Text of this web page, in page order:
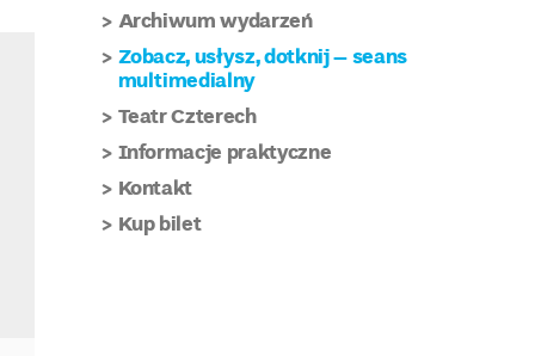
Archiwum wydarzeń
Zobacz, usłysz, dotknij – seans
multimedialny
Teatr Czterech
Informacje praktyczne
Kontakt
Kup bilet